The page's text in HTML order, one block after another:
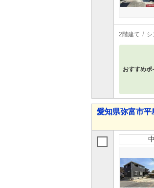
2階建て シ
おすすめポ
愛知県弥富市